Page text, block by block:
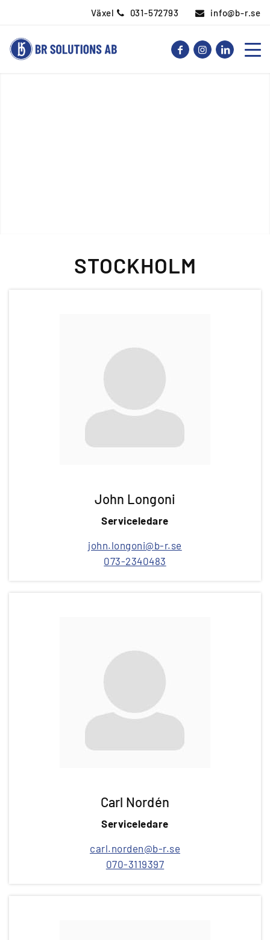
Växel 031-572793 info@b-r.se
STOCKHOLM
John Longoni
Serviceledare
john.longoni@b-r.se
073-2340483
Carl Nordén
Serviceledare
carl.norden@b-r.se
070-3119397